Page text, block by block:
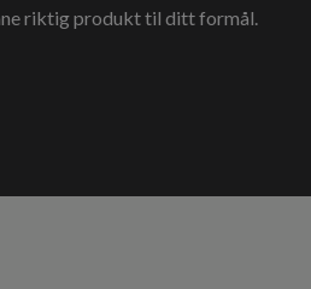
riktig produkt til ditt formål.